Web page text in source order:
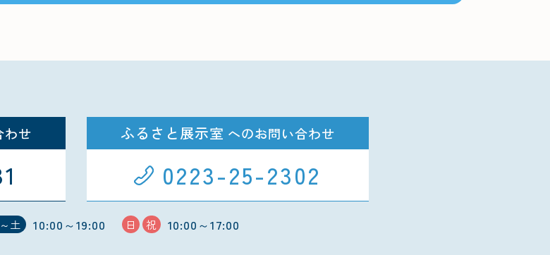
わせ ふるさと展示室 へのお問い合わせ
0223-25-2302
土 10:00～19:00 日 祝 10:00～17:00